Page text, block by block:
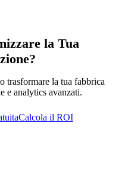
la Tua
trasformare la tua fabbrica
e analytics avanzati.
Calcola il ROI